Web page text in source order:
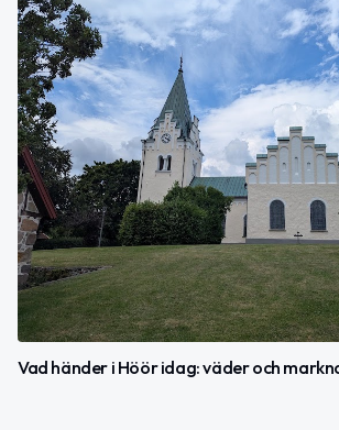
Vad händer i Höör idag: väder och